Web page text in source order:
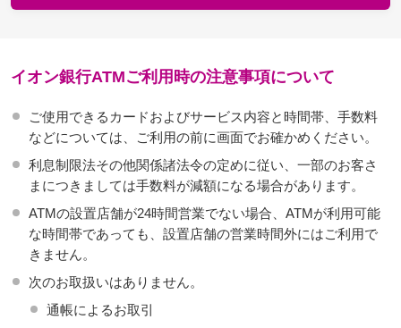
イオン銀行ATMご利用時の注意事項について
ご使用できるカードおよびサービス内容と時間帯、手数料
などについては、ご利用の前に画面でお確かめください。
利息制限法その他関係諸法令の定めに従い、一部のお客さ
まにつきましては手数料が減額になる場合があります。
ATMの設置店舗が24時間営業でない場合、ATMが利用可能
な時間帯であっても、設置店舗の営業時間外にはご利用で
きません。
次のお取扱いはありません。
通帳によるお取引